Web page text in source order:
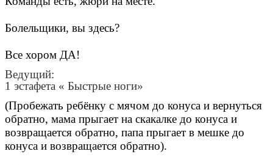
Болельщики, вы здесь?
Все хором ДА!
Ведущий:
1 эстафета « Быстрые ноги»
(Пробежать ребёнку с мячом до конуса и вернуться
обратно, мама прыгает на скакалке до конуса и
возвращается обратно, папа прыгает в мешке до
конуса и возвращается обратно).